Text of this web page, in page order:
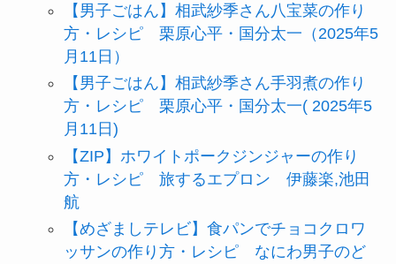
【男子ごはん】相武紗季さん八宝菜の作り
方・レシピ 栗原心平・国分太一（2025年5
月11日）
【男子ごはん】相武紗季さん手羽煮の作り
方・レシピ 栗原心平・国分太一( 2025年5
月11日)
【ZIP】ホワイトポークジンジャーの作り
方・レシピ 旅するエプロン 伊藤楽,池田
航
【めざましテレビ】食パンでチョコクロワ
ッサンの作り方・レシピ なにわ男子のど